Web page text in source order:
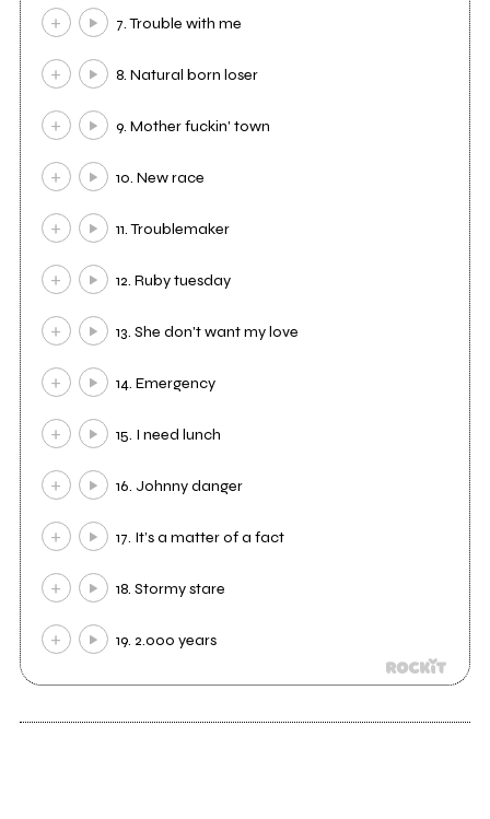
7. Trouble with me
8. Natural born loser
9. Mother fuckin' town
10. New race
11. Troublemaker
12. Ruby tuesday
13. She don't want my love
14. Emergency
15. I need lunch
16. Johnny danger
17. It’s a matter of a fact
18. Stormy stare
19. 2.000 years